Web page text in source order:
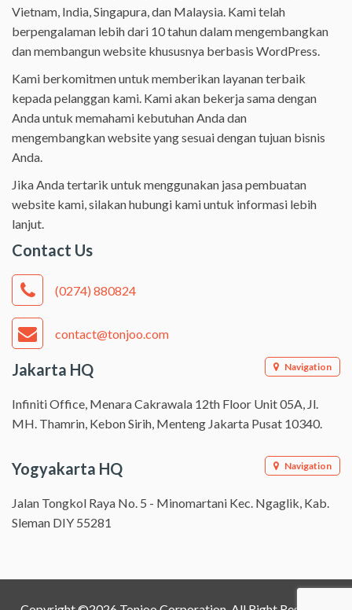
Vietnam, India, Singapura, dan Malaysia. Kami telah
berpengalaman lebih dari 10 tahun dalam mengembangkan
dan membangun website khususnya berbasis WordPress.
Kami berkomitmen untuk memberikan layanan terbaik
kepada pelanggan kami. Kami akan bekerja sama dengan
Anda untuk memahami kebutuhan Anda dan
mengembangkan website yang sesuai dengan tujuan bisnis
Anda.
Jika Anda tertarik untuk menggunakan jasa pembuatan
website kami, silakan hubungi kami untuk informasi lebih
lanjut.
Contact Us
(0274) 880824
contact@tonjoo.com
Jakarta HQ Navigation
Infiniti Office, Menara Cakrawala 12th Floor Unit 05A, Jl.
MH. Thamrin, Kebon Sirih, Menteng Jakarta Pusat 10340.
Yogyakarta HQ Navigation
Jalan Tongkol Raya No. 5 - Minomartani Kec. Ngaglik, Kab.
Sleman DIY 55281